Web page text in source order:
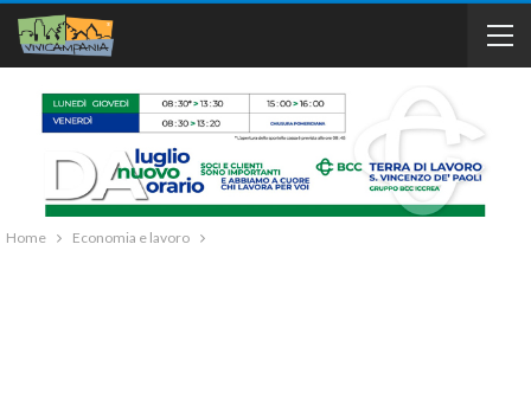
Home Economia e lavoro